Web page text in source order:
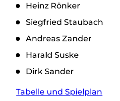
Heinz Rönker
Siegfried Staubach
Andreas Zander
Harald Suske
Dirk Sander
Tabelle und Spielplan